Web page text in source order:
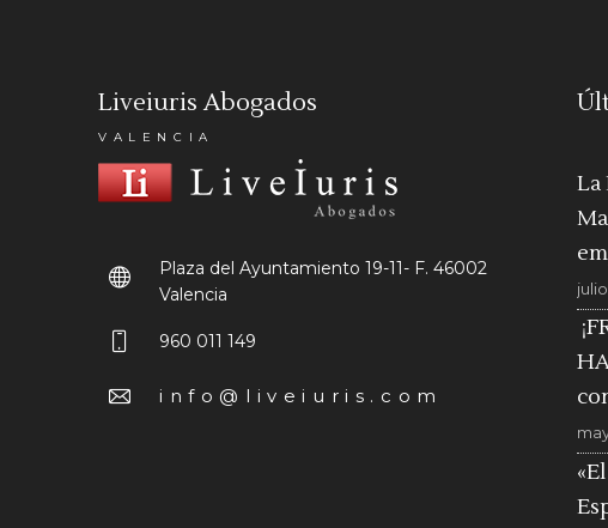
Liveiuris Abogados
VALENCIA
Plaza del Ayuntamiento 19-11- F. 46002
Valencia
960 011 149
info@liveiuris.com
La